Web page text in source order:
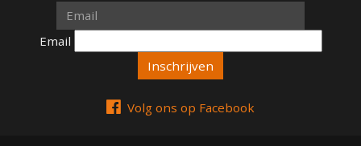
Email
Email
Volg ons op Facebook